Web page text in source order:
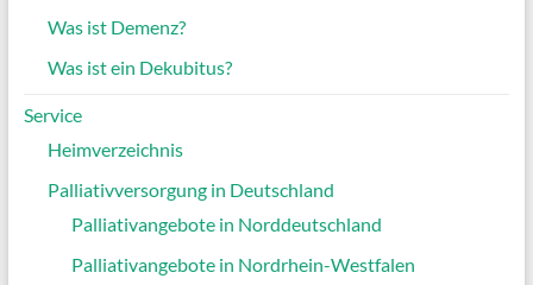
Was ist Demenz?
Was ist ein Dekubitus?
Service
Heimverzeichnis
Palliativversorgung in Deutschland
Palliativangebote in Norddeutschland
Palliativangebote in Nordrhein-Westfalen